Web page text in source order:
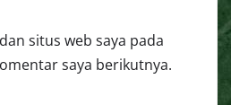
situs web saya pada
saya berikutnya.